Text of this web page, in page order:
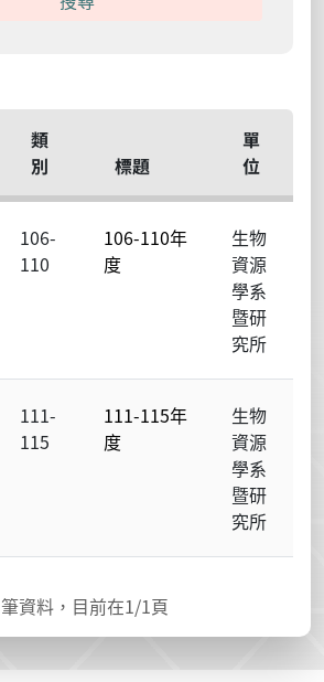
類
別
標題
單
位
106-
110
106-110年
度
生物
資源
學系
暨研
究所
111-
115
111-115年
度
生物
資源
學系
暨研
究所
筆資料，目前在1/1頁